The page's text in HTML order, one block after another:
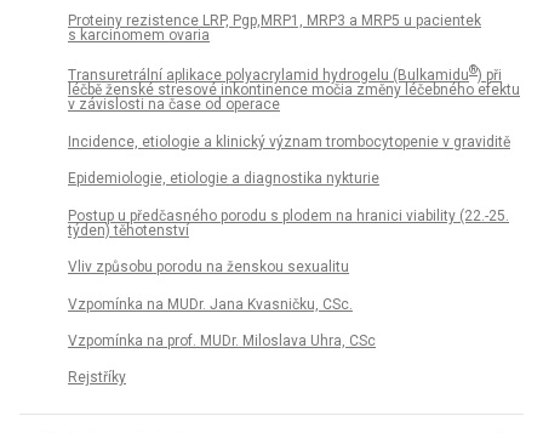
Proteiny rezistence LRP, Pgp,MRP1, MRP3 a MRP5 u pacientek
s karcinomem ovaria
Transuretrální aplikace polyacrylamid hydrogelu (Bulkamidu®) při
léčbě ženské stresové inkontinence močia změny léčebného efektu
v závislosti na čase od operace
Incidence, etiologie a klinický význam trombocytopenie v graviditě
Epidemiologie, etiologie a diagnostika nykturie
Postup u předčasného porodu s plodem na hranici viability (22.-25.
týden) těhotenství
Vliv způsobu porodu na ženskou sexualitu
Vzpomínka na MUDr. Jana Kvasničku, CSc.
Vzpomínka na prof. MUDr. Miloslava Uhra, CSc
Rejstříky